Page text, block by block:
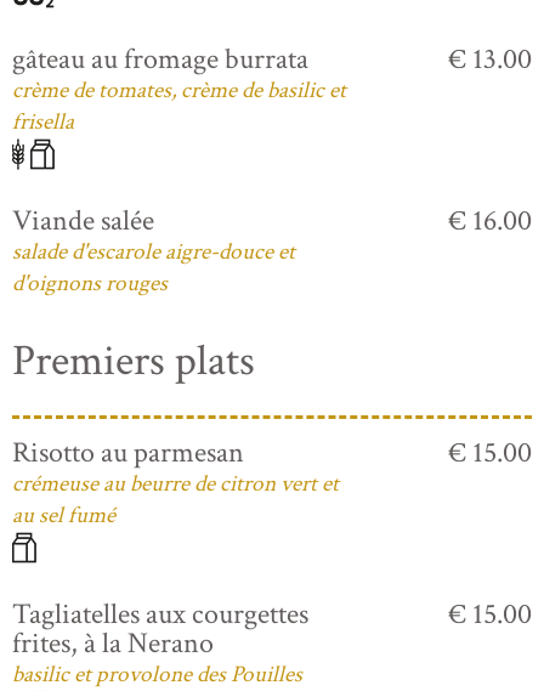
gâteau au fromage burrata
crème de tomates, crème de basilic et
frisella
€ 13.00
Viande salée
salade d'escarole aigre-douce et
d'oignons rouges
€ 16.00
Premiers plats
Risotto au parmesan
crémeuse au beurre de citron vert et
au sel fumé
€ 15.00
Tagliatelles aux courgettes
frites, à la Nerano
basilic et provolone des Pouilles
€ 15.00